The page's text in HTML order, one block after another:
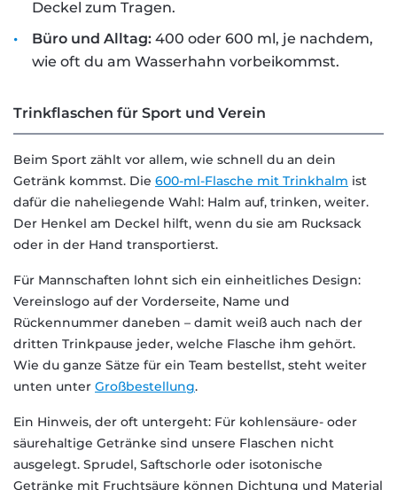
Deckel zum Tragen.
Büro und Alltag:400 oder 600 ml, je nachdem,
wie oft du am Wasserhahn vorbeikommst.
Trinkflaschen für Sport und Verein
Beim Sport zählt vor allem, wie schnell du an dein
Getränk kommst. Die 600-ml-Flasche mit Trinkhalm ist
dafür die naheliegende Wahl: Halm auf, trinken, weiter.
Der Henkel am Deckel hilft, wenn du sie am Rucksack
oder in der Hand transportierst.
Für Mannschaften lohnt sich ein einheitliches Design:
Vereinslogo auf der Vorderseite, Name und
Rückennummer daneben – damit weiß auch nach der
dritten Trinkpause jeder, welche Flasche ihm gehört.
Wie du ganze Sätze für ein Team bestellst, steht weiter
unten unter Großbestellung.
Ein Hinweis, der oft untergeht: Für kohlensäure- oder
säurehaltige Getränke sind unsere Flaschen nicht
ausgelegt. Sprudel, Saftschorle oder isotonische
Getränke mit Fruchtsäure können Dichtung und Material